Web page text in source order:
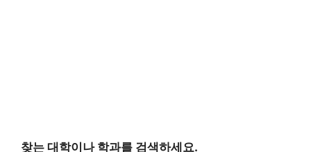
찾는 대학이나 학과를 검색하세요.